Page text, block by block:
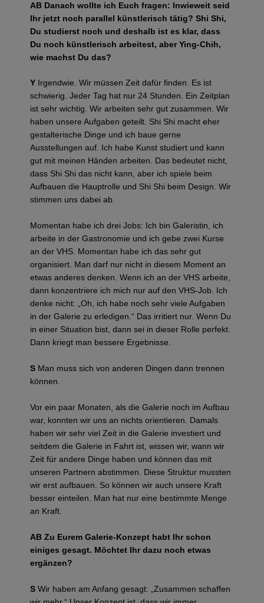
AB Danach wollte ich Euch fragen: Inwieweit seid
Ihr jetzt noch parallel künstlerisch tätig? Shi Shi,
Du studierst noch und deshalb ist es klar, dass
Du noch künstlerisch arbeitest, aber Ying-Chih,
wie machst Du das?
Y Irgendwie. Wir müssen Zeit dafür finden. Es ist
schwierig. Jeder Tag hat nur 24 Stunden. Ein Zeitplan
ist sehr wichtig. Wir arbeiten sehr gut zusammen. Wir
haben unsere Aufgaben geteilt. Shi Shi macht eher
gestalterische Dinge und ich baue gerne
Ausstellungen auf. Ich habe Kunst studiert und kann
gut mit meinen Händen arbeiten. Das bedeutet nicht,
dass Shi Shi das nicht kann, aber ich spiele beim
Aufbauen die Hauptrolle und Shi Shi beim Design. Wir
stimmen uns dabei ab.
Momentan habe ich drei Jobs: Ich bin Galeristin, ich
arbeite in der Gastronomie und ich gebe zwei Kurse
an der VHS. Momentan habe ich das sehr gut
organisiert. Man darf nur nicht in diesem Moment an
etwas anderes denken. Wenn ich an der VHS arbeite,
dann konzentriere ich mich nur auf den VHS-Job. Ich
denke nicht: „Oh, ich habe noch sehr viele Aufgaben
in der Galerie zu erledigen.“ Das irritiert nur. Wenn Du
in einer Situation bist, dann sei in dieser Rolle perfekt.
Dann kriegt man bessere Ergebnisse.
S Man muss sich von anderen Dingen dann trennen
können.
Vor ein paar Monaten, als die Galerie noch im Aufbau
war, konnten wir uns an nichts orientieren. Damals
haben wir sehr viel Zeit in die Galerie investiert und
seitdem die Galerie in Fahrt ist, wissen wir, wann wir
Zeit für andere Dinge haben und können das mit
unseren Partnern abstimmen. Diese Struktur mussten
wir erst aufbauen. So können wir auch unsere Kraft
besser einteilen. Man hat nur eine bestimmte Menge
an Kraft.
AB Zu Eurem Galerie-Konzept habt Ihr schon
einiges gesagt. Möchtet Ihr dazu noch etwas
ergänzen?
S Wir haben am Anfang gesagt: „Zusammen schaffen